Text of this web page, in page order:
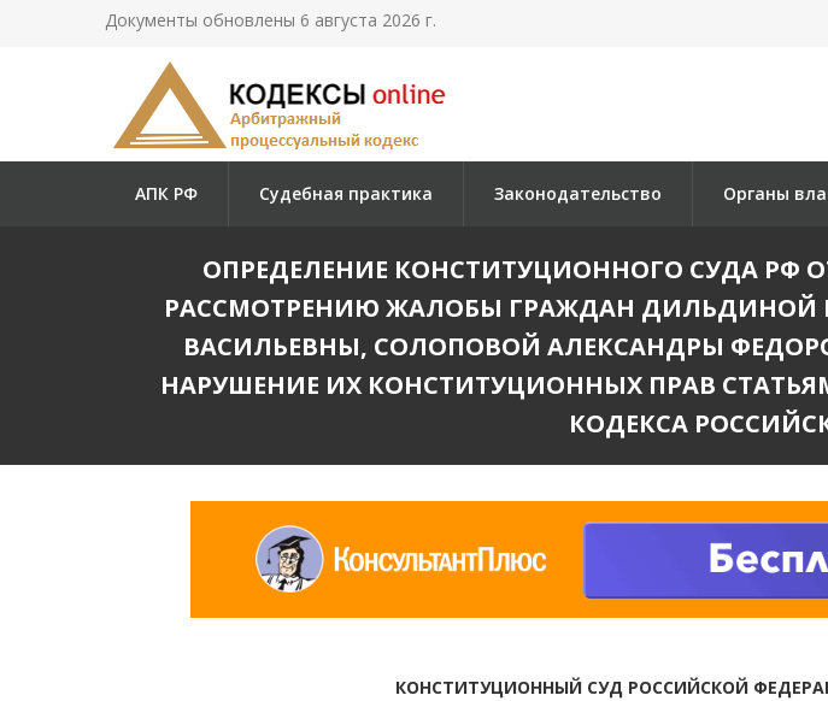
Документы обновлены 6 августа 2026 г.
АПК РФ Судебная практика Законодательство Органы
ОПРЕДЕЛЕНИЕ КОНСТИТУЦИОННОГО СУДА РФ ОТ
РАССМОТРЕНИЮ ЖАЛОБЫ ГРАЖДАН
ВАСИЛЬЕВНЫ, СОЛОПОВОЙ АЛЕКСАНДРЫ
НАРУШЕНИЕ ИХ КОНСТИТУЦИОННЫХ ПРАВ
КОДЕКСА
КОНСТИТУЦИОННЫЙ СУД РОССИЙСКОЙ